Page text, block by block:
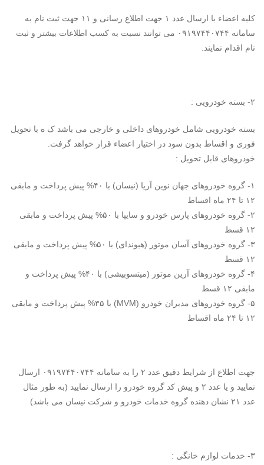
کلیه اعضاء با ارسال عدد ۱ جهت اطلاع رسانی و ۱۱ جهت ثبت نام به
سامانه ۰۹۱۹۷۴۴۰۷۴۴ می توانند نسبت به کسب اطلاعات بیشتر و ثبت
نام اقدام نمایند.
۲- بسته خودرویی :
بسته خودرویی شامل خودروهای داخلی و خارجی می باشد ک ه با تحویل
فوری و اقساط بدون سود در اختیار اعضاء قرار خواهد گرفت.
خودروهای قابل تحویل :
۱- گروه خودروهای جهان نوین آریا (نیسان) با ۴۰% پیش پرداخت و مابقی
۱۲ تا ۲۴ ماه اقساط
۲- گروه خودروهای پارس خودرو و سایپا با ۵۰% پیش پرداخت و مابقی
۱۲ قسط
۳- گروه خودروهای آسان موتور (هیوندای) با ۵۰% پیش پرداخت و مابقی
۱۲ قسط
۴- گروه خودروهای آرین موتور (میتسوبیشی) با ۴۰% پیش پرداخت و
مابقی ۱۲ قسط
۵- گروه خودروهای مدیران خودرو (MVM) با ۳۵% پیش پرداخت و مابقی
۱۲ تا ۲۴ ماه اقساط
جهت اطلاع از شرایط دقیق عدد ۲ را به سامانه ۰۹۱۹۷۴۴۰۷۴۴ ارسال
نمایید و یا عدد ۲ و پیش کد گروه خودرو را ارسال نمایید (به طور مثال
عدد ۲۱ نشان دهنده گروه خدمات خودرو و شرکت نیسان می باشد)
۳- خدمات لوازم خانگی :